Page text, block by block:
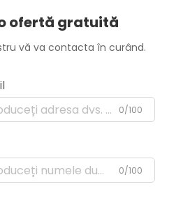
ofertă gratuită
vă va contacta în curând.
0/100
0/100